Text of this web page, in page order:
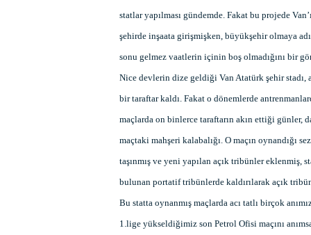
statlar yapılması gündemde. Fakat bu projede
şehirde inşaata girişmişken, büyükşehir olmaya
sonu gelmez vaatlerin içinin boş olmadığını bir
Nice devlerin dize geldiği Van Atatürk şehir stadı,
bir taraftar kaldı. Fakat o dönemlerde
maçlarda on binlerce taraftarın akın ettiği günler,
maçtaki mahşeri kalabalığı. O maçın oynandığı
taşınmış ve yeni yapılan açık tribünler eklenmiş,
bulunan portatif tribünlerde kaldırılarak açık
Bu statta oynanmış maçlarda acı tatlı birçok
1.lige yükseldiğimiz son Petrol Ofisi maçını